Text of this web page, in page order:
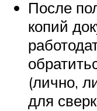
После
копий
(лично,
для